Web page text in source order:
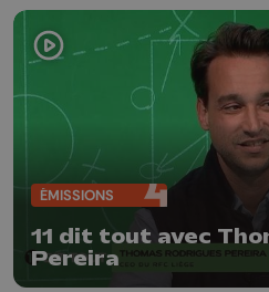
ÉMISSIONS
11 dit tout avec
Pereira